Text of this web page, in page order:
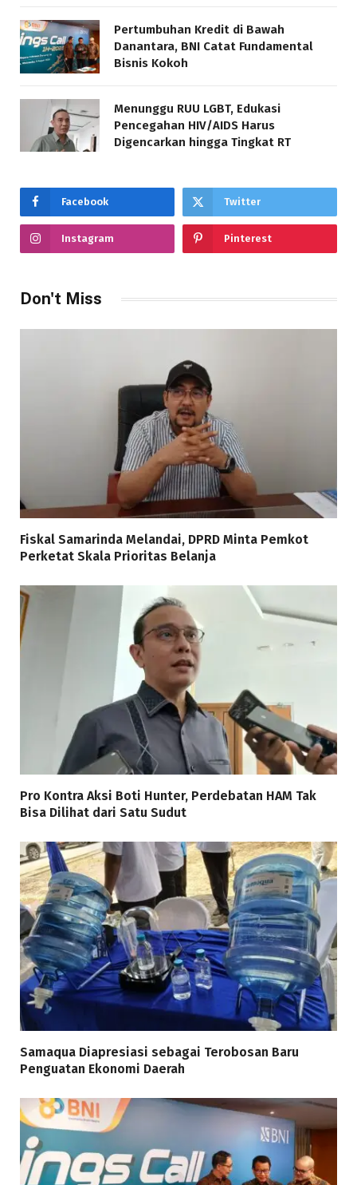
Pertumbuhan Kredit di Bawah
Danantara, BNI Catat Fundamental
Bisnis Kokoh
Menunggu RUU LGBT, Edukasi
Pencegahan HIV/AIDS Harus
Digencarkan hingga Tingkat RT
Facebook Twitter
Instagram Pinterest
Don't Miss
Fiskal Samarinda Melandai, DPRD Minta Pemkot
Perketat Skala Prioritas Belanja
Pro Kontra Aksi Boti Hunter, Perdebatan HAM Tak
Bisa Dilihat dari Satu Sudut
Samaqua Diapresiasi sebagai Terobosan Baru
Penguatan Ekonomi Daerah